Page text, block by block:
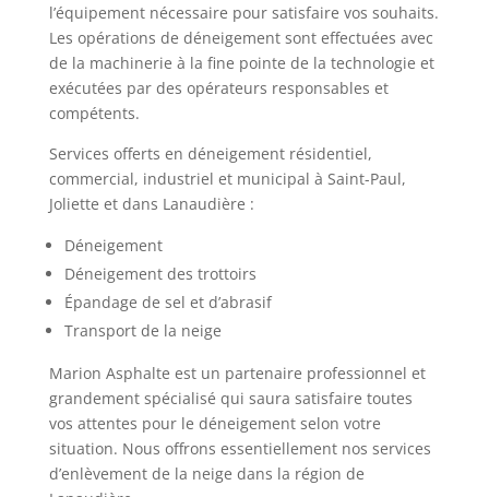
l’équipement nécessaire pour satisfaire vos souhaits.
Les opérations de déneigement sont effectuées avec
de la machinerie à la fine pointe de la technologie et
exécutées par des opérateurs responsables et
compétents.
Services offerts en déneigement résidentiel,
commercial, industriel et municipal à Saint-Paul,
Joliette et dans Lanaudière :
Déneigement
Déneigement des trottoirs
Épandage de sel et d’abrasif
Transport de la neige
Marion Asphalte est un partenaire professionnel et
grandement spécialisé qui saura satisfaire toutes
vos attentes pour le déneigement selon votre
situation. Nous offrons essentiellement nos services
d’enlèvement de la neige dans la région de